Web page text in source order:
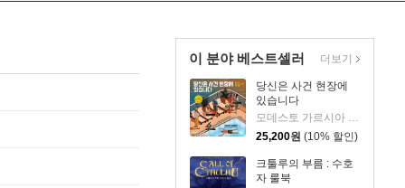
이 분야 베스트셀러
당신은 사건 현장에
있습니다
모데스토 가르시아 저/하비 데 카스트로 그림
25,200원 (10% 할인)
크툴루의 부름 : 수호
자 룰북
더보기